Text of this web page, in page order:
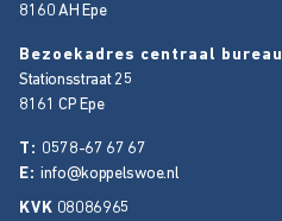
8160 AH Epe
Bezoekadres centraal bureau
Stationsstraat 25
8161 CP Epe
T: 0578-67 67 67
E: info@koppelswoe.nl
KVK 08086965